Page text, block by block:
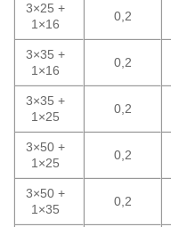
3×25 +
1×16
0,2
3×35 +
1×16
0,2
3×35 +
1×25
0,2
3×50 +
1×25
0,2
3×50 +
1×35
0,2